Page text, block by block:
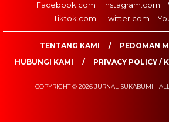
Facebook.com
Instagram.com
Tiktok.com
Twitter.com
TENTANG KAMI
PEDOMAN
HUBUNGI KAMI
PRIVACY POLICY /
COPYRIGHT © 2026 JURNAL SUKABUMI -